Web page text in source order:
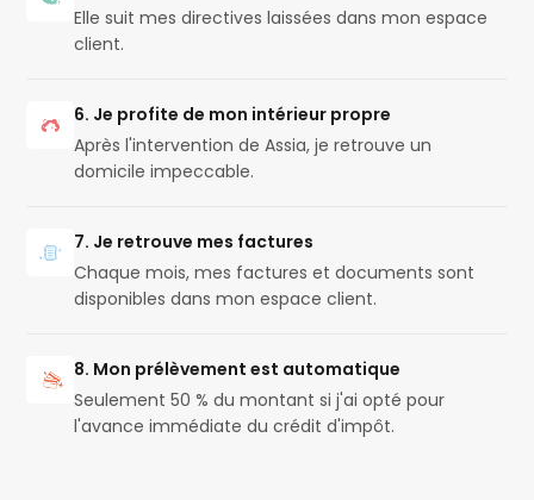
Elle suit mes directives laissées dans mon espace
client.
6. Je profite de mon intérieur propre
Après l'intervention de Assia, je retrouve un
domicile impeccable.
7. Je retrouve mes factures
Chaque mois, mes factures et documents sont
disponibles dans mon espace client.
8. Mon prélèvement est automatique
Seulement 50 % du montant si j'ai opté pour
l'avance immédiate du crédit d'impôt.